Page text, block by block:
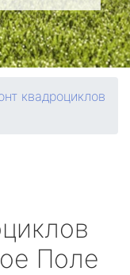
квадроциклов
Поле